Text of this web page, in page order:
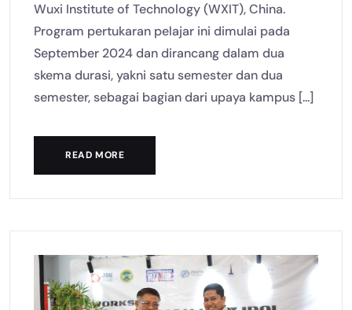
Wuxi Institute of Technology (WXIT), China.
Program pertukaran pelajar ini dimulai pada
September 2024 dan dirancang dalam dua
skema durasi, yakni satu semester dan dua
semester, sebagai bagian dari upaya kampus [...]
READ MORE